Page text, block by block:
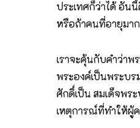
ประเทศก็ว่าได้ อัน
หรือถ้าคนที่อายุมา
เราจะคุ้นกับคำว่า
พระองค์เป็นพระบ
ศักดิ์เป็น สมเด็จพร
เหตุการณ์ที่ทำให้ผู้